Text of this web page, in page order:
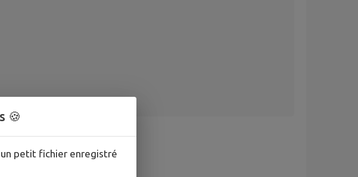
🍪
petit fichier enregistré